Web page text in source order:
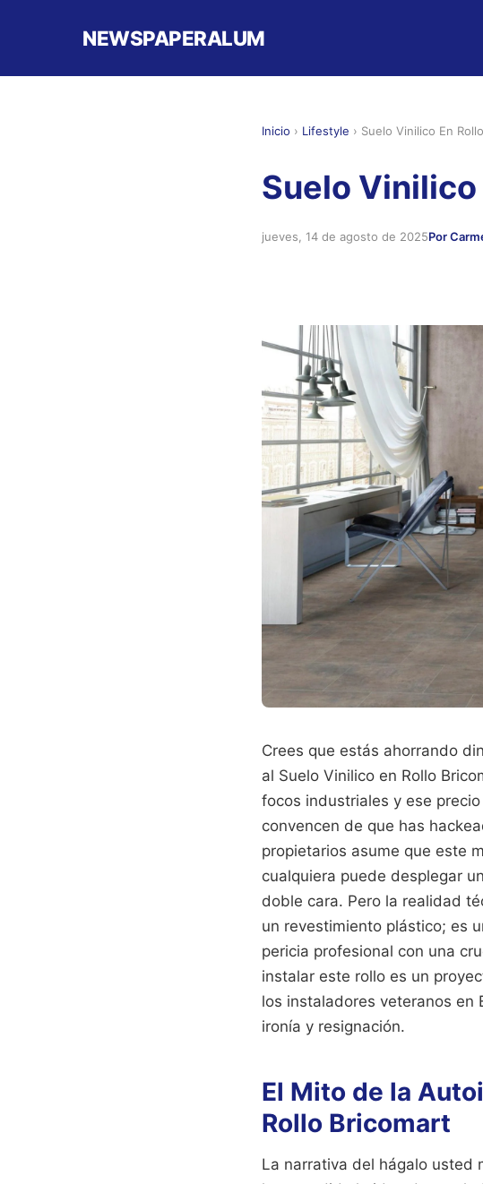
NEWSPAPERALUM
Inicio › Lifestyle › Suelo Vinilico En
Suelo
jueves, 14 de agosto de 2025Por
Crees que estás ahorrando
al Suelo Vinilico en Rollo
focos industriales y ese
convencen de que has
propietarios asume que este
cualquiera puede desplegar
doble cara. Pero la realidad
un revestimiento plástico; es
pericia profesional con una
instalar este rollo es un
los instaladores veteranos en
ironía y resignación.
El Mito de la
Rollo Bricomart
La narrativa del hágalo usted